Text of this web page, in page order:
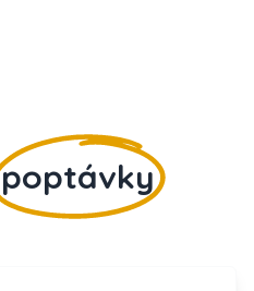
poptávky